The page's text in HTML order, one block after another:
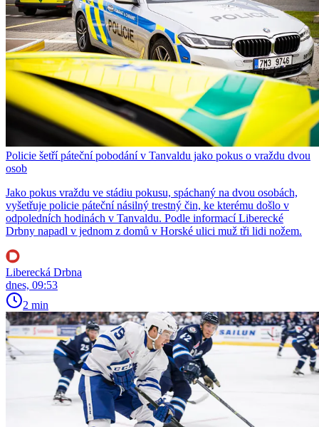
Policie šetří páteční pobodání v Tanvaldu jako pokus o vraždu dvou
osob
Jako pokus vraždu ve stádiu pokusu, spáchaný na dvou osobách,
vyšetřuje policie páteční násilný trestný čin, ke kterému došlo v
odpoledních hodinách v Tanvaldu. Podle informací Liberecké
Drbny napadl v jednom z domů v Horské ulici muž tři lidi nožem.
Liberecká Drbna
dnes, 09:53
2 min